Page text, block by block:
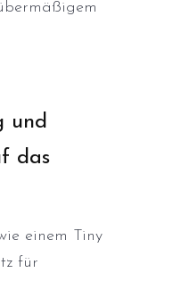
und
das
einem Tiny
für